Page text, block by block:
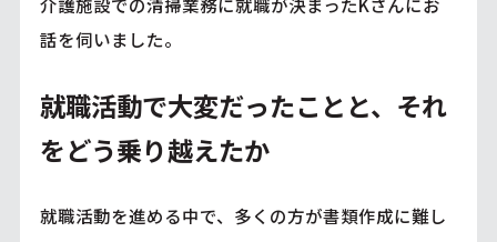
話を伺いました。
就職活動で大変だったことと、それ
をどう乗り越えたか
就職活動を進める中で、多くの方が書類作成に難し